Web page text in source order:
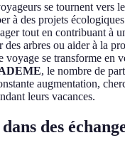
se tournent vers
à des projets
tout en contribuant à
arbres ou aider à la
voyage se transforme en
, le nombre de
augmentation,
leurs vacances.
des